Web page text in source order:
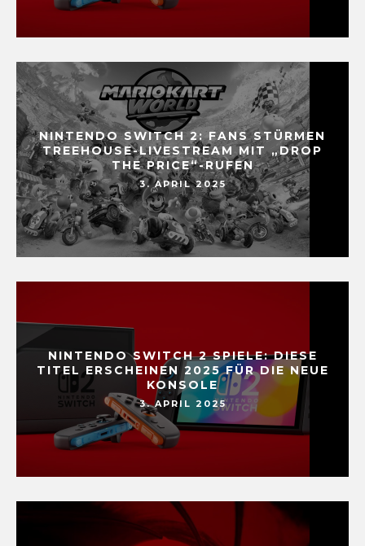
NINTENDO SWITCH 2: FANS STÜRMEN
TREEHOUSE-LIVESTREAM MIT „DROP
THE PRICE“-RUFEN
3. APRIL 2025
NINTENDO SWITCH 2 SPIELE: DIESE
TITEL ERSCHEINEN 2025 FÜR DIE NEUE
KONSOLE
3. APRIL 2025